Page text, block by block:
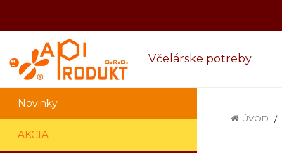
Včelárske potreby
Novinky
AKCIA
ÚVOD